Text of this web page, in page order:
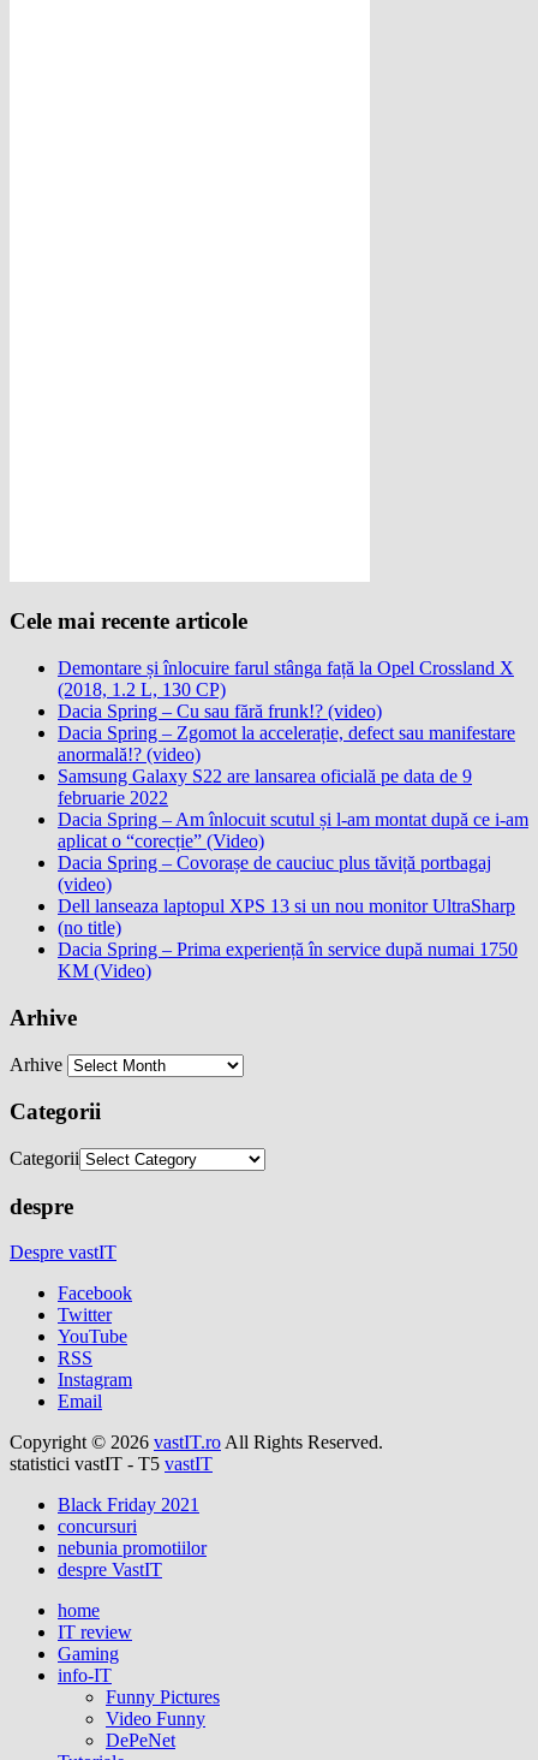
Cele mai recente articole
Demontare și înlocuire farul stânga față la Opel Crossland X
(2018, 1.2 L, 130 CP)
Dacia Spring – Cu sau fără frunk!? (video)
Dacia Spring – Zgomot la accelerație, defect sau manifestare
anormală!? (video)
Samsung Galaxy S22 are lansarea oficială pe data de 9
februarie 2022
Dacia Spring – Am înlocuit scutul și l-am montat după ce i-am
aplicat o “corecție” (Video)
Dacia Spring – Covorașe de cauciuc plus tăviță portbagaj
(video)
Dell lanseaza laptopul XPS 13 si un nou monitor UltraSharp
(no title)
Dacia Spring – Prima experiență în service după numai 1750
KM (Video)
Arhive
Arhive
Categorii
Categorii
despre
Despre vastIT
Facebook
Twitter
YouTube
RSS
Instagram
Email
Copyright © 2026 vastIT.ro All Rights Reserved.
statistici vastIT - T5 vastIT
Black Friday 2021
concursuri
nebunia promotiilor
despre VastIT
home
IT review
Gaming
info-IT
Funny Pictures
Video Funny
DePeNet